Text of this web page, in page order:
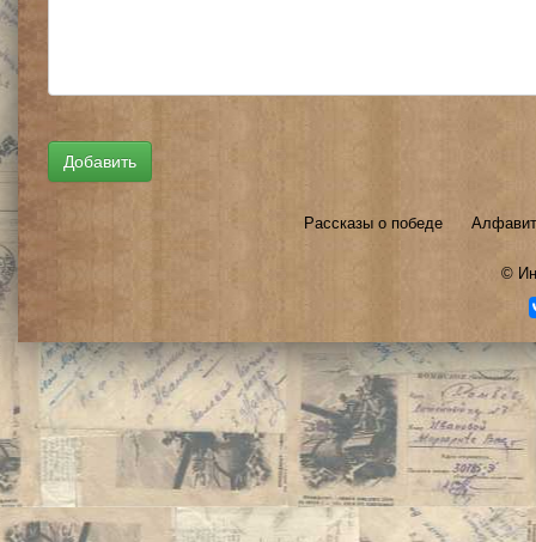
Рассказы о победе
©